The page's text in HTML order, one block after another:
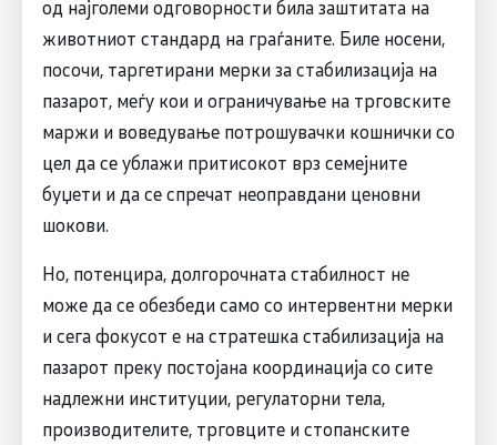
од најголеми одговорности била заштитата на
животниот стандард на граѓаните. Биле носени,
посочи, таргетирани мерки за стабилизација на
пазарот, меѓу кои и ограничување на трговските
маржи и воведување потрошувачки кошнички со
цел да се ублажи притисокот врз семејните
буџети и да се спречат неоправдани ценовни
шокови.
Но, потенцира, долгорочната стабилност не
може да се обезбеди само со интервентни мерки
и сега фокусот е на стратешка стабилизација на
пазарот преку постојана координација со сите
надлежни институции, регулаторни тела,
производителите, трговците и стопанските